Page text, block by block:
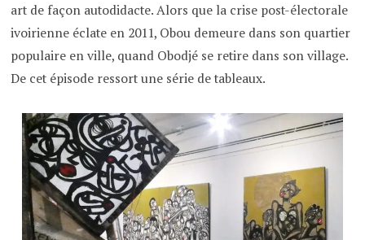
art de façon autodidacte. Alors que la crise post-électorale
ivoirienne éclate en 2011, Obou demeure dans son quartier
populaire en ville, quand Obodjé se retire dans son village.
De cet épisode ressort une série de tableaux.